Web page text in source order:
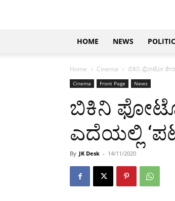
ಕನ್ನಡ
HOME NEWS
Home Cinema ಬಿಕಿನಿ ಫೋಟೋ ಶೇರ್
Cinema Front Page News
ಬಿಕಿನಿ
ಎದೆಯಲ್ಲಿ
By JK Desk - 14/11/2020